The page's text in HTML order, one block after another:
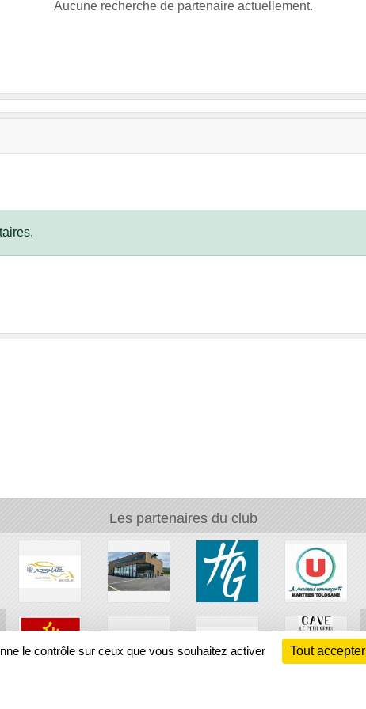
Aucune recherche de partenaire actuellement.
Les partenaires du club
le contrôle sur ceux que vous souhaitez activer Tout accepter